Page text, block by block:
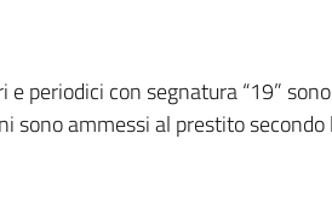
periodici con segnatura “19”
ammessi al prestito